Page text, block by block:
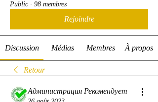
Public · 98 membres
Rejoindre
Discussion Médias Membres À propos
Retour
Администрация Рекомендует